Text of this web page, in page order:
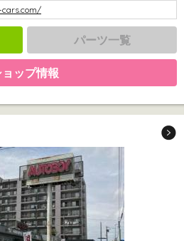
パーツ一覧
ョップ情報